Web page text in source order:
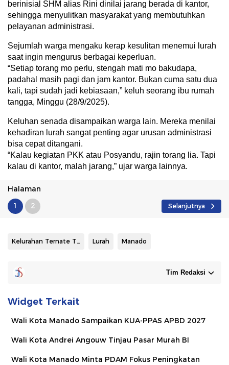
berinisial SHM alias Rini dinilai jarang berada di kantor,
sehingga menyulitkan masyarakat yang membutuhkan
pelayanan administrasi.
Sejumlah warga mengaku kerap kesulitan menemui lurah
saat ingin mengurus berbagai keperluan.
“Setiap torang mo perlu, stengah mati mo bakudapa,
padahal masih pagi dan jam kantor. Bukan cuma satu dua
kali, tapi sudah jadi kebiasaan,” keluh seorang ibu rumah
tangga, Minggu (28/9/2025).
Keluhan senada disampaikan warga lain. Mereka menilai
kehadiran lurah sangat penting agar urusan administrasi
bisa cepat ditangani.
“Kalau kegiatan PKK atau Posyandu, rajin torang lia. Tapi
kalau di kantor, malah jarang,” ujar warga lainnya.
Halaman
1
2 Selanjutnya
Kelurahan Ternate Tanjung Lurah Manado
Tim Redaksi
Widget Terkait
Wali Kota Manado Sampaikan KUA-PPAS APBD 2027
Wali Kota Andrei Angouw Tinjau Pasar Murah BI
Wali Kota Manado Minta PDAM Fokus Peningkatan